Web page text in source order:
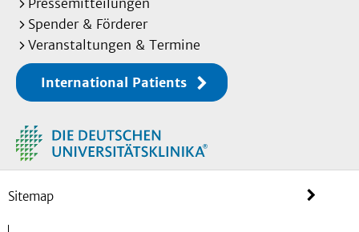
Christine
Bischops
Wissenschaftliche
Mitarbeiterin
Pressemitteilungen
Spender & Förderer
Veranstaltungen & Termine
International Patients
Sitemap